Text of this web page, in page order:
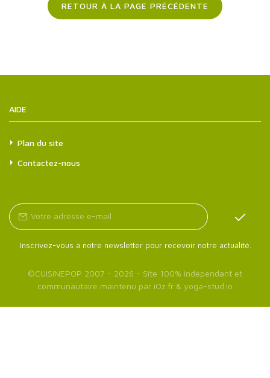
RETOUR À LA PAGE PRÉCÉDENTE
AIDE
Plan du site
Contactez-nous
Inscrivez-vous à notre newsletter pour recevoir notre actualité.
©CUISINEPOP 2007 - 2026 - Site 100% indépendant et
communautaire maintenu par iOz.fr & yoga-stud.io